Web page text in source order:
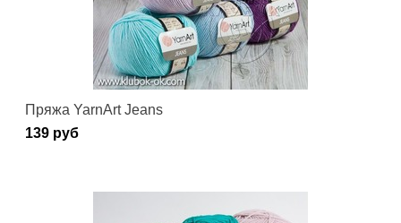
Пряжа YarnArt Jeans
139 руб